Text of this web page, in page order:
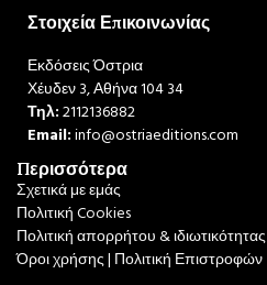
Στοιχεία Επικοινωνίας
Εκδόσεις Όστρια
Χέυδεν 3, Αθήνα 104 34
Τηλ:2112136882
Email:info@ostriaeditions.com
Περισσότερα
Σχετικά με εμάς
Πολιτική Cookies
Πολιτική απορρήτου & ιδιωτικότητας
Όροι χρήσης | Πολιτική Επιστροφών